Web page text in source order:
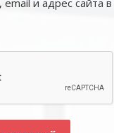
и адрес сайта